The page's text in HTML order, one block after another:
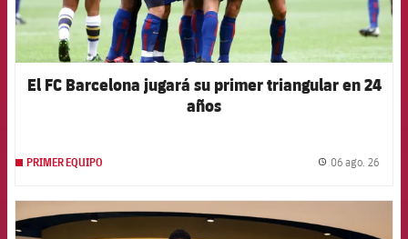
El FC Barcelona jugará su primer triangular en 24
años
PRIMER EQUIPO 06 ago. 26